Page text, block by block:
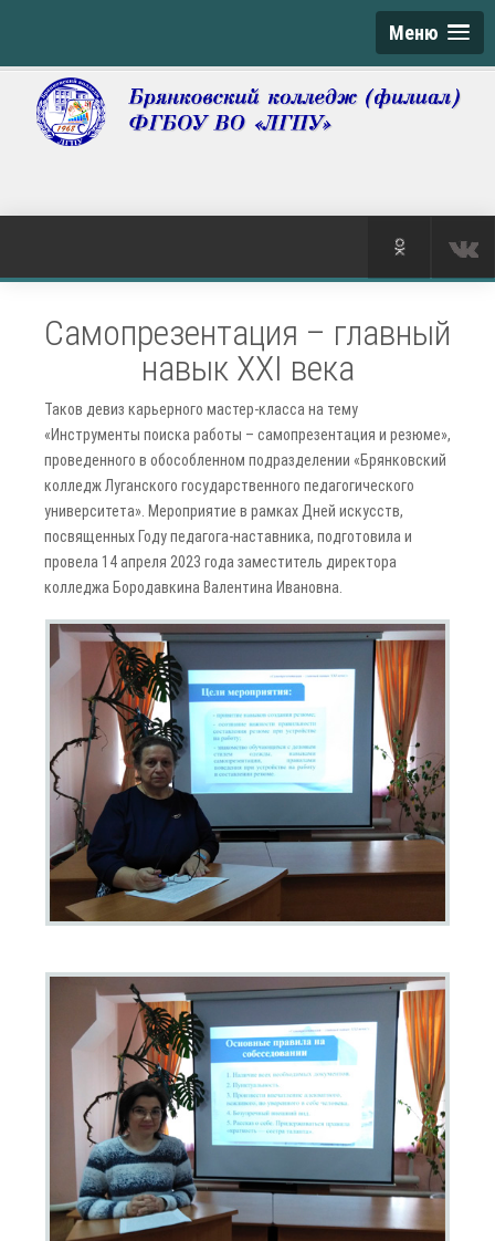
Меню
Самопрезентация – главный
навык XXI века
Таков девиз карьерного мастер-класса на тему
«Инструменты поиска работы – самопрезентация и резюме»,
проведенного в обособленном подразделении «Брянковский
колледж Луганского государственного педагогического
университета». Мероприятие в рамках Дней искусств,
посвященных Году педагога-наставника, подготовила и
провела 14 апреля 2023 года заместитель директора
колледжа Бородавкина Валентина Ивановна.